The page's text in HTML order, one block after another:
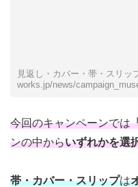
見返し・カバー・帯・スリ
works.jp/news/
今回のキャンペーンでは
ンの中からいずれかを選
帯・カバー・スリップは